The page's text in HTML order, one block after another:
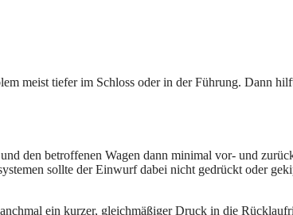
meist tiefer im Schloss oder in der Führung. Dann
den betroffenen Wagen dann minimal vor- und
sollte der Einwurf dabei nicht gedrückt oder
ein kurzer, gleichmäßiger Druck in die